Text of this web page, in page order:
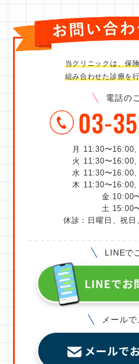
当クリニックは、保
組み合わせた診療を
電話の
月 11:30〜16:00
火 11:30〜16:00
水 11:30〜16:00
木 11:30〜16:00
金 10:00
土 15:00
休診：日曜日、祝
LINEで
メールで